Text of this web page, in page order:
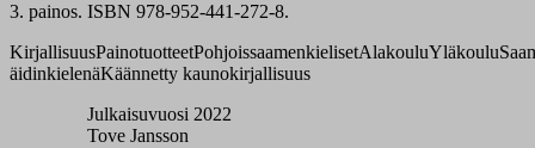
3. painos. ISBN 978-952-441-272-8.
KirjallisuusPainotuotteetPohjoissaamenkielisetAlakouluYläkoulu
äidinkielenäKäännetty kaunokirjallisuus
Julkaisuvuosi 2022
Tove Jansson